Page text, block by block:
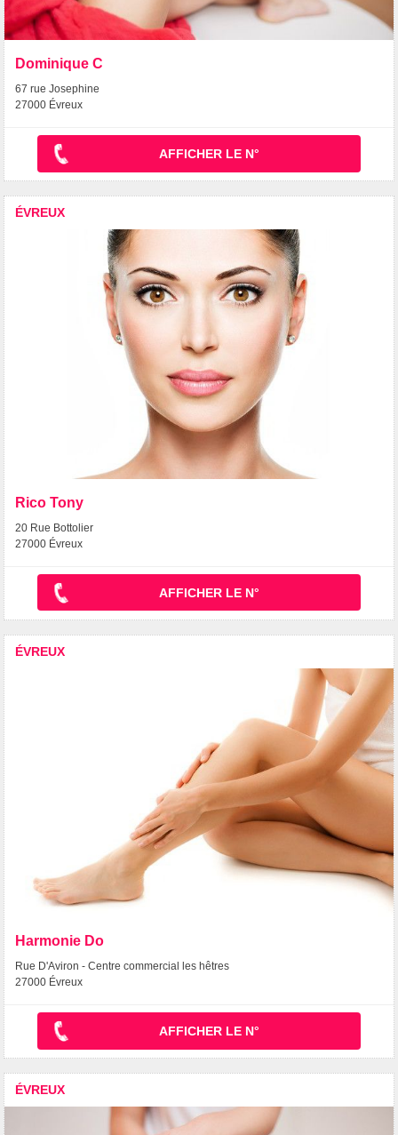
Dominique C
67 rue Josephine
27000 Évreux
AFFICHER LE N°
ÉVREUX
Rico Tony
20 Rue Bottolier
27000 Évreux
AFFICHER LE N°
ÉVREUX
Harmonie Do
Rue D'Aviron - Centre commercial les hêtres
27000 Évreux
AFFICHER LE N°
ÉVREUX